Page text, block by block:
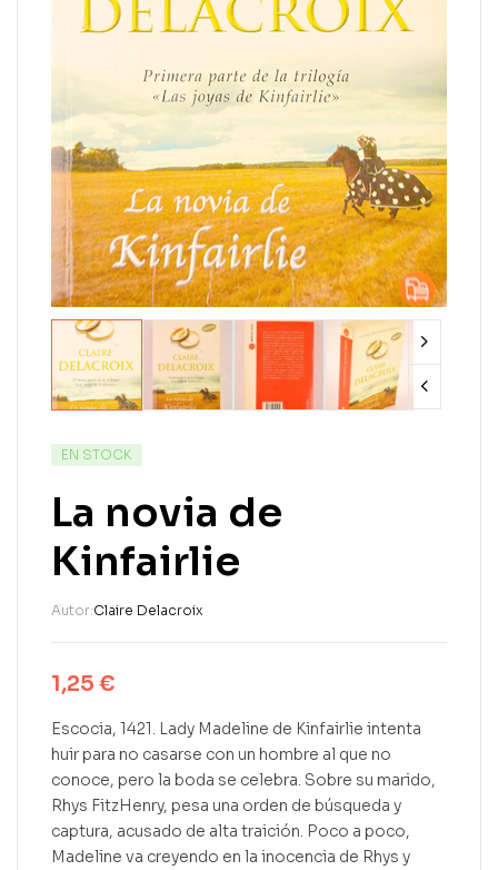
EN STOCK
La novia de
Kinfairlie
Autor:Claire Delacroix
1,25 €
Escocia, 1421. Lady Madeline de Kinfairlie intenta
huir para no casarse con un hombre al que no
conoce, pero la boda se celebra. Sobre su marido,
Rhys FitzHenry, pesa una orden de búsqueda y
captura, acusado de alta traición. Poco a poco,
Madeline va creyendo en la inocencia de Rhys y